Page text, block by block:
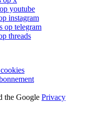
youtube
instagram
op telegram
threads
the Google Privacy